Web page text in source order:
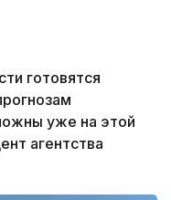
готовятся
уже на этой
агентства